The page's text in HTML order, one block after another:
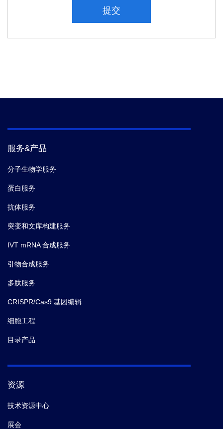
提交
服务&产品
分子生物学服务
蛋白服务
抗体服务
突变和文库构建服务
IVT mRNA 合成服务
引物合成服务
多肽服务
CRISPR/Cas9 基因编辑
细胞工程
目录产品
资源
技术资源中心
展会